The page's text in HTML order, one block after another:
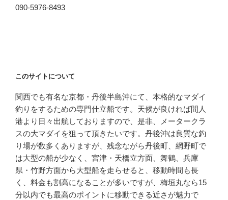
090-5976-8493
このサイトについて
関西でも有名な京都・丹後半島沖にて、本格的なマダイ
釣りをするための専門仕立船です。天候が良ければ間人
港より日々出航しておりますので、是非、メータークラ
スの大マダイを狙って頂きたいです。丹後沖は良質な釣
り場が数多くありますが、残念ながら丹後町、網野町で
は大型の船が少なく、宮津・天橋立方面、舞鶴、兵庫
県・竹野方面から大型船を走らせると、移動時間も長
く、料金も割高になることが多いですが、梅垣丸なら15
分以内でも最高のポイントに移動できる近さが魅力で